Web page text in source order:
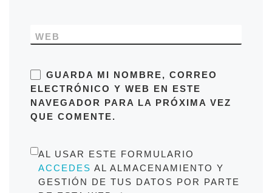
WEB
GUARDA MI NOMBRE, CORREO
ELECTRÓNICO Y WEB EN ESTE
NAVEGADOR PARA LA PRÓXIMA VEZ
QUE COMENTE.
AL USAR ESTE FORMULARIO
ACCEDES AL ALMACENAMIENTO Y
GESTIÓN DE TUS DATOS POR PARTE